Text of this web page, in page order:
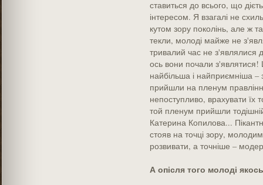
ставиться до всього, що
інтересом. Я взагалі не
кутом зору поколінь, але ж
текли, молоді майже не
тривалий час не з'являлися
ось вони почали
найбільша і найприємніша –
прийшли на пленум
непоступливо, врахувати їх
той пленум прийшли
Катерина Копилова...
стояв на точці зору,
розвивати, а точніше –
А опісля того молоді